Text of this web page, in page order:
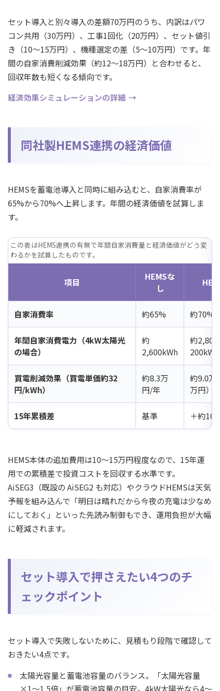
セット導入と別々導入の差額70万円のうち、内訳はパワ
コン共用（30万円）、工事1回化（20万円）、セット値引
き（10〜15万円）、機種選定の差（5〜10万円）です。年
間の自家消費削減効果（約12〜18万円）と合わせると、
回収年数も短くなる傾向です。
経済効果シミュレーションの詳細
同社製HEMS連携の経済価値
HEMSを蓄電池導入と同時に組み込むと、自家消費率が
65%から70%へ上昇します。年間の経済価値を試算しま
す。
この表はHEMS連携の有無で年間自家消費量と経済価値がどう変
わるかを試算したものです。
項目
HEMSな
し
自家消費率 約65% 約70%
年間自家消費電力（4kW太陽光
の場合）
約
2,600kWh
約
買電削減効果（買電単価約32
円/kWh）
約8.3万
円/年
約9.0万
万円）
15年累積差 基準 ＋約10
HEMS本体の追加費用は10〜15万円程度なので、15年運
用での累積差で投資コストを回収する水準です。
AiSEG3（既設の AiSEG2 も対応）やクラウドHEMSは天気
予報を組み込んで「明日は晴れだから今夜の充電は少なめ
にしておく」といった先読み制御もでき、運用負担が大幅
に軽減されます。
セット導入で押さえたい4つのチ
ェックポイント
セット導入で失敗しないために、見積もり段階で確認して
おきたい4点です。
太陽光容量と蓄電池容量のバランス。「太陽光容量